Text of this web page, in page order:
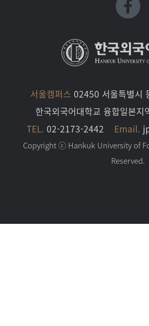
서울캠퍼스 02450 서울특별시
한국외국어대학교 융합일본
TEL. 02-2173-2442 Email.
Copyright ⓒ Hankuk University of
Reserved.